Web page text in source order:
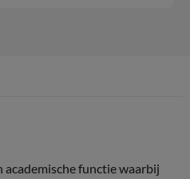
academische functie waarbij